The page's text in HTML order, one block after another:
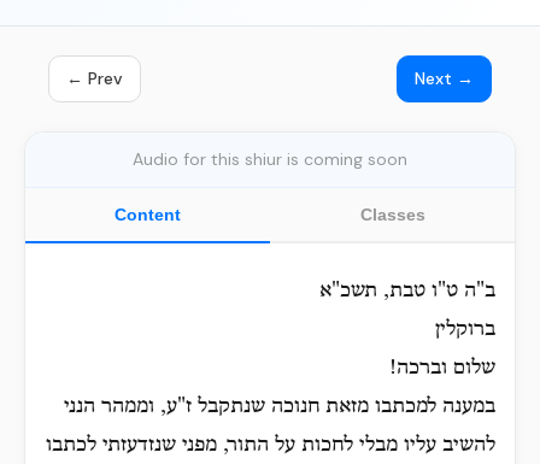
← Prev Next →
Audio for this shiur is coming soon
Content Classes
ב"ה ט"ו טבת, תשכ"א
ברוקלין
שלום וברכה!
במענה למכתבו מזאת חנוכה שנתקבל ז"ע, וממהר הנני
להשיב עליו מבלי לחכות על התור, מפני שנזדעזתי לכתבו